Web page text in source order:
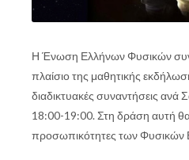
Η Ένωση Ελλήνων Φυσικών
πλαίσιο της μαθητικής
διαδικτυακές συναντήσεις ανά
18:00​-19:00​. Στη δράση αυτή
προσωπικότητες των Φυσικών